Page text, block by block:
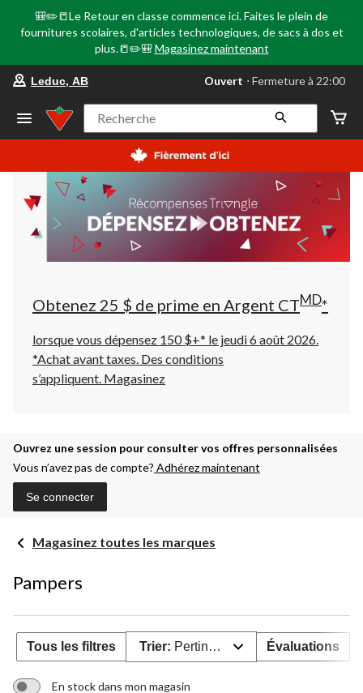
🎒✏️📒Le Retour en classe commence ici. Faites le plein de
fournitures scolaires, d'articles technologiques, de sacs à dos et
plus.📒✏️🎒 Magasinez maintenant
votre
préféré
Leduc,
AB,
courament
Ouvert,
à
22:00
cliquer
changer
Leduc, AB Ouvert ⋅ Fermeture à 22:00
Recherche
Obtenez 25 $ de prime en Argent CTMD*
lorsque vous dépensez 150 $+* le jeudi 6 août 2026.
*Achat avant taxes. Des conditions
s’appliquent. Magasinez
Ouvrez une session pour consulter vos offres personnalisées
Vous n’avez pas de compte? Adhérez maintenant
Se connecter
Magasinez toutes les marques
Pampers
Tous les filtres Trier: Pertinence Évaluations
En stock dans mon magasin